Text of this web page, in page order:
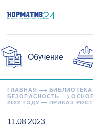
Обучение
ГЛАВНАЯ БИБЛИОТЕКА
БЕЗОПАСНОСТЬ
2022 ГОДУ — ПРИКАЗ
11.08.2023